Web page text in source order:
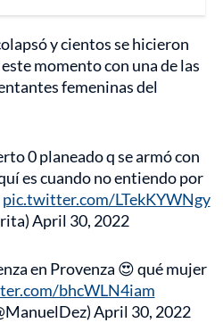
y cientos se hicieron
momento con una de las
femeninas del
0 planeado q se armó con
es cuando no entiendo por
pic.twitter.com/LTekKYWNgy
April 30, 2022
en Provenza 😍 qué mujer
bhcWLN4iam
April 30, 2022